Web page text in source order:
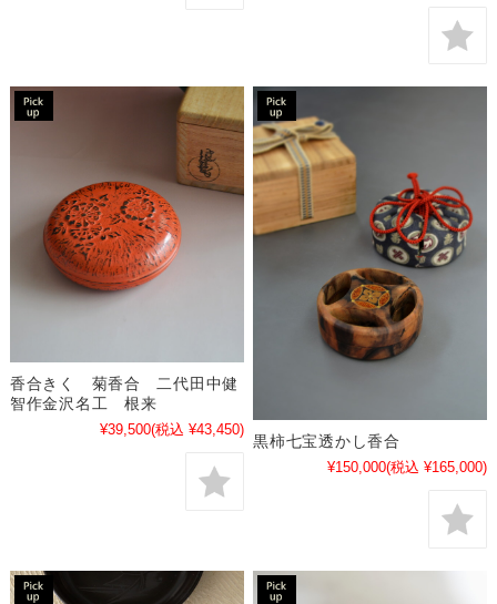
香合きく 菊香合 二代田中健
智作金沢名工 根来
¥39,500(税込 ¥43,450)
黒柿七宝透かし香合
¥150,000(税込 ¥165,000)